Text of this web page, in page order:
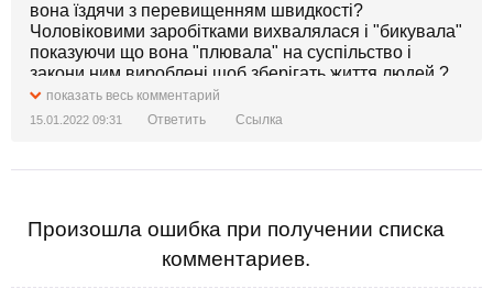
вона їздячи з перевищенням швидкості?
Чоловіковими заробітками вихвалялася і "бикувала"
показуючи що вона "плювала" на суспільство і
закони ним вироблені щоб зберігать життя людей ?
"Людяність" тут ні при чому!
показать весь комментарий
15.01.2022 09:31 Ответить Ссылка
Произошла ошибка при получении списка
комментариев.